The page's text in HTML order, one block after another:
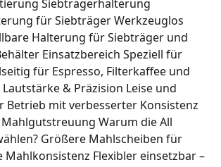
Siebträgerhalterung
für Siebträger Werkzeuglos
Halterung für Siebträger und
Einsatzbereich Speziell für
für Espresso, Filterkaffee und
Lautstärke & Präzision Leise und
Betrieb mit verbesserter Konsistenz
Warum die All
Größere Mahlscheiben für
Mahlkonsistenz Flexibler einsetzbar –